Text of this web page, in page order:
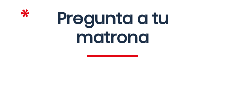
Pregunta a tu
matrona